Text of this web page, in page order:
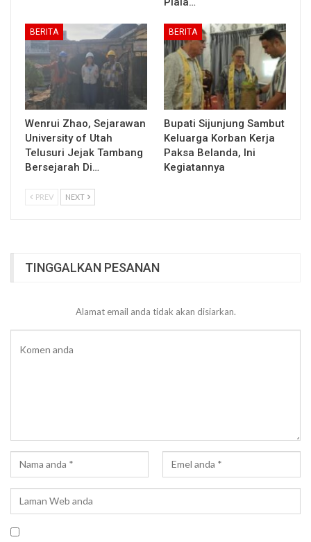
BERITA
Wenrui Zhao, Sejarawan
University of Utah
Telusuri Jejak Tambang
Bersejarah Di…
BERITA
Bupati Sijunjung Sambut
Keluarga Korban Kerja
Paksa Belanda, Ini
Kegiatannya
PREV NEXT
TINGGALKAN PESANAN
Alamat email anda tidak akan disiarkan.